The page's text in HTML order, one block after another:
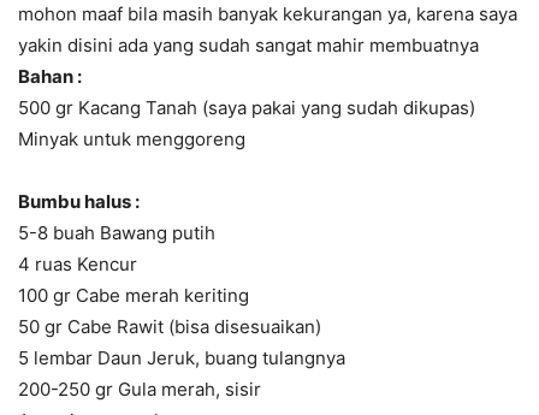
mohon maaf bila masih banyak kekurangan ya, karena saya
yakin disini ada yang sudah sangat mahir membuatnya
Bahan :
500 gr Kacang Tanah (saya pakai yang sudah dikupas)
Minyak untuk menggoreng
Bumbu halus :
5-8 buah Bawang putih
4 ruas Kencur
100 gr Cabe merah keriting
50 gr Cabe Rawit (bisa disesuaikan)
5 lembar Daun Jeruk, buang tulangnya
200-250 gr Gula merah, sisir